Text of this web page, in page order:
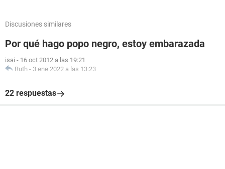
Discusiones similares
Por qué hago popo negro, estoy embarazada
isai - 16 oct 2012 a las 19:21
Ruth - 3 ene 2022 a las 13:23
22 respuestas